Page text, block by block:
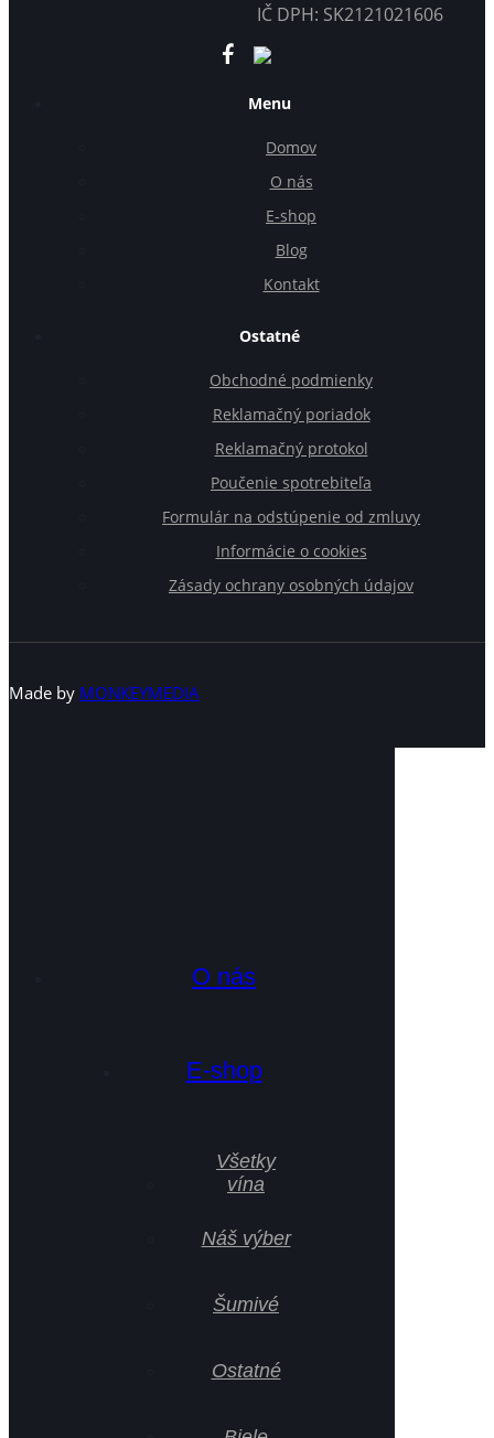
IČ DPH: SK2121021606
Menu
Domov
O nás
E-shop
Blog
Kontakt
Ostatné
Obchodné podmienky
Reklamačný poriadok
Reklamačný protokol
Poučenie spotrebiteľa
Formulár na odstúpenie od zmluvy
Informácie o cookies
Zásady ochrany osobných údajov
Made by MONKEYMEDIA
O nás
E-shop
Všetky
vína
Náš výber
Šumivé
Ostatné